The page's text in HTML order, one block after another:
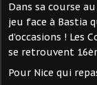
Dans sa course
jeu face à Bastia
d'occasions ! Les
se retrouvent
Pour Nice qui